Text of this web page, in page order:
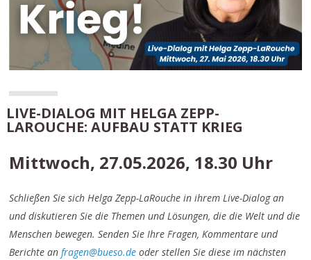
LIVE-DIALOG MIT HELGA ZEPP-
LAROUCHE: AUFBAU STATT KRIEG
Mittwoch, 27.05.2026, 18.30 Uhr
Schließen Sie sich Helga Zepp-LaRouche in ihrem Live-Dialog an
und diskutieren Sie die Themen und Lösungen, die die Welt und die
Menschen bewegen. Senden Sie Ihre Fragen, Kommentare und
Berichte anfragen@bueso.de oder stellen Sie diese im nächsten